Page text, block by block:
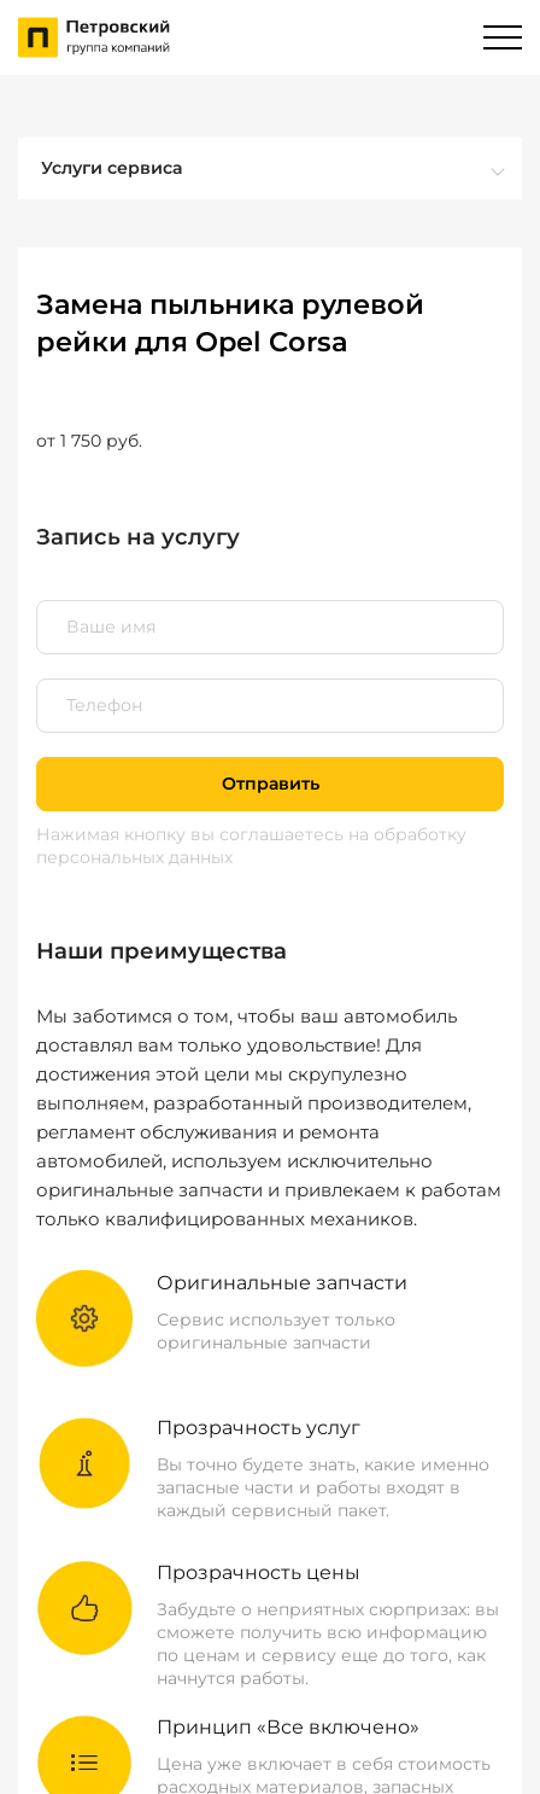
Услуги сервиса
Замена пыльника рулевой
рейки для Opel Corsa
от 1 750 руб.
Запись на услугу
Отправить
Нажимая кнопку вы соглашаетесь на обработку
персональных данных
Наши преимущества
Мы заботимся о том, чтобы ваш автомобиль
доставлял вам только удовольствие! Для
достижения этой цели мы скрупулезно
выполняем, разработанный производителем,
регламент обслуживания и ремонта
автомобилей, используем исключительно
оригинальные запчасти и привлекаем к работам
только квалифицированных механиков.
Оригинальные запчасти
Сервис использует только
оригинальные запчасти
Прозрачность услуг
Вы точно будете знать, какие именно
запасные части и работы входят в
каждый сервисный пакет.
Прозрачность цены
Забудьте о неприятных сюрпризах: вы
сможете получить всю информацию
по ценам и сервису еще до того, как
начнутся работы.
Принцип «Все включено»
Цена уже включает в себя стоимость
расходных материалов, запасных